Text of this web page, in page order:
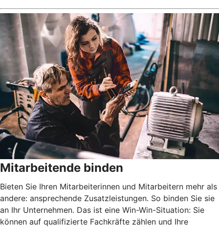
Mitarbeitende binden
Bieten Sie Ihren Mitarbeiterinnen und Mitarbeitern mehr als
andere: ansprechende Zusatzleistungen. So binden Sie sie
an Ihr Unternehmen. Das ist eine Win-Win-Situation: Sie
können auf qualifizierte Fachkräfte zählen und Ihre